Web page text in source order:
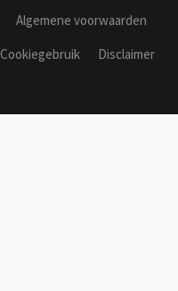
Algemene voorwaarden
Cookiegebruik
Disclaimer